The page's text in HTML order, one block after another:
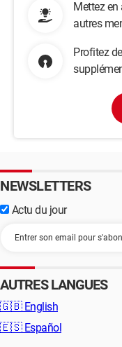
Mettez en
autres
Profitez
NEWSLETTERS
Actu du jour
AUTRES LANGUES
🇬🇧 English
🇪🇸 Español